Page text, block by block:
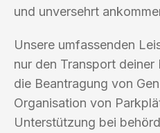
und unversehrt
Unsere umfassenden
nur den Transport
die Beantragung von
Organisation von
Unterstützung bei